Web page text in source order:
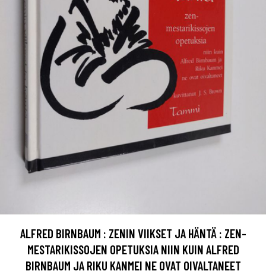
ALFRED BIRNBAUM : ZENIN VIIKSET JA HÄNTÄ : ZEN-
MESTARIKISSOJEN OPETUKSIA NIIN KUIN ALFRED
BIRNBAUM JA RIKU KANMEI NE OVAT OIVALTANEET